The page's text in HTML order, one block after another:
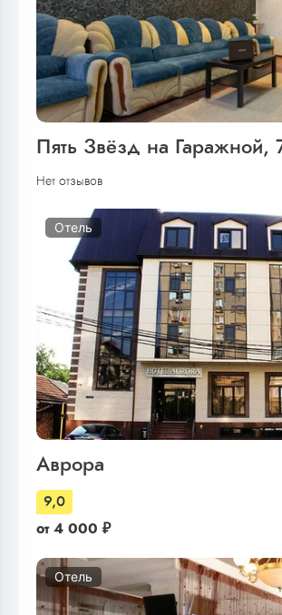
Пять Звёзд на Гаражной,
Нет отзывов
Отель
Аврора
9,0
от 4 000 ₽
Отель